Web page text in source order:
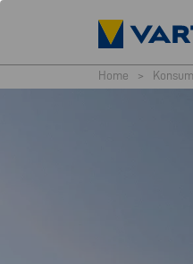
Home >